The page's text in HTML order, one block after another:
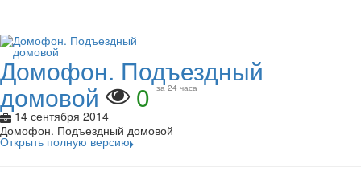
Домофон. Подъездный
домовой 0 за 24 часа
14 сентября 2014
Домофон. Подъездный домовой
Открыть полную версию